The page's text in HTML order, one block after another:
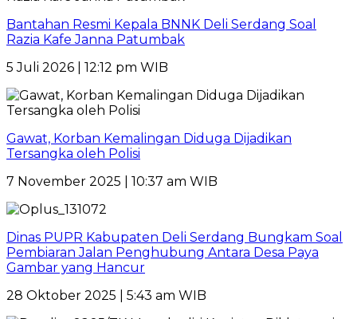
Bantahan Resmi Kepala BNNK Deli Serdang Soal
Razia Kafe Janna Patumbak
5 Juli 2026 | 12:12 pm WIB
Gawat, Korban Kemalingan Diduga Dijadikan
Tersangka oleh Polisi
7 November 2025 | 10:37 am WIB
Dinas PUPR Kabupaten Deli Serdang Bungkam Soal
Pembiaran Jalan Penghubung Antara Desa Paya
Gambar yang Hancur
28 Oktober 2025 | 5:43 am WIB